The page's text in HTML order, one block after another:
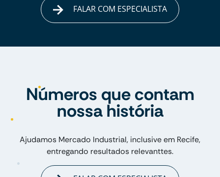
FALAR COM ESPECIALISTA
Números que contam
nossa história
Ajudamos Mercado Industrial, inclusive em Recife,
entregando resultados relevanttes.